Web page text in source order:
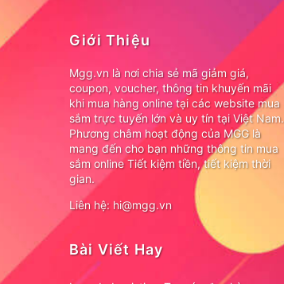
Giới Thiệu
Mgg.vn là nơi chia sẻ mã giảm giá,
coupon, voucher, thông tin khuyến mãi
khi mua hàng online tại các website mua
sắm trực tuyến lớn và uy tín tại Việt Nam.
Phương châm hoạt động của MGG là
mang đến cho bạn những thông tin mua
sắm online Tiết kiệm tiền, tiết kiệm thời
gian.
Liên hệ: hi@mgg.vn
Bài Viết Hay